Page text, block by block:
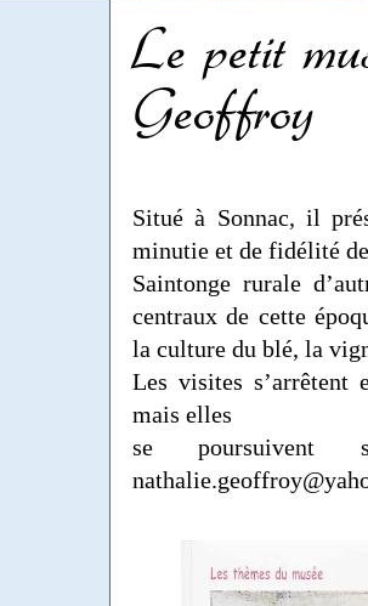
Le petit
Geoffroy
Situé à Sonnac, il
minutie et de fidélité
Saintonge rurale
centraux de cette
la culture du blé, la
Les visites s’arrêtent
mais elles
se poursuivent